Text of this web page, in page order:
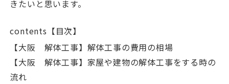
きたいと思います。
contents【目次】
【大阪 解体工事】解体工事の費用の相場
【大阪 解体工事】家屋や建物の解体工事をする時の
流れ